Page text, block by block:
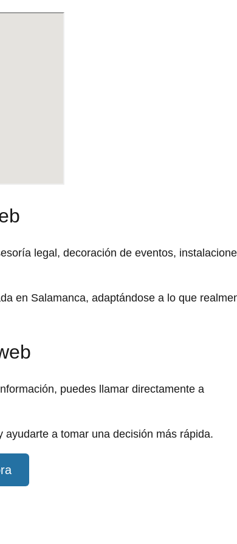
legal, decoración de eventos,
en Salamanca, adaptándose a lo que
puedes llamar directamente a
a tomar una decisión más rápida.